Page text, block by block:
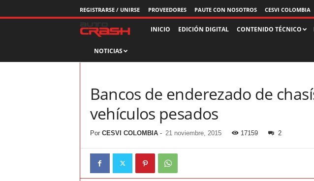
REGISTRARSE / UNIRSE PROVEEDORES PAUTE CON NOSOTROS CESVI COLOMBIA
i
s
t
a
INICIO EDICIÓN DIGITAL CONTENIDO TÉCNICO
NOTICIAS
Bancos de enderezado de
vehículos pesados
Por CESVI COLOMBIA- 21 noviembre, 2015 17159 2